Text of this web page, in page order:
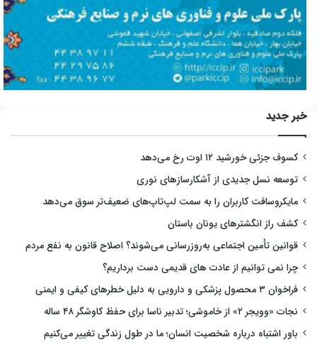
خبر جدید
کسوف جزئی خورشید ۱۲ اوت رخ می‌دهد
توسعه نسل جدیدی از آشکارسازهای نوری
مایکروسافت کاربران را به سمت لپ‌تاپ‌های ضعیف‌تر سوق می‌دهد
کشف راز انگشترهای یونان باستان
قوانین تأمین اجتماعی به‌روزرسانی می‌شوند؟ اصلاح قانون به نفع مردم
چرا نمی توانیم از عادت های قدیمی دست برداریم؟
فراخوان ۳ محصول پزشکی و دارویی به دلیل خطرهای کیفی و ایمنی
نجات «وویجر ۲» از خاموشی؛ تدبیر ناسا برای حفظ کاوشگر ۴۸ ساله
باور اشتباه درباره شخصیت انسان؛ ما در طول زندگی تغییر می‌کنیم